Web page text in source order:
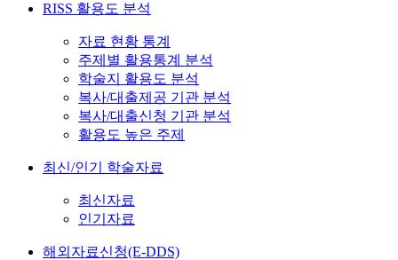
RISS 활용도 분석
자료 현황 통계
주제별 활용통계 분석
학술지 활용도 분석
복사/대출제공 기관 분석
복사/대출신청 기관 분석
활용도 높은 주제
최신/인기 학술자료
최신자료
인기자료
해외자료신청(E-DDS)